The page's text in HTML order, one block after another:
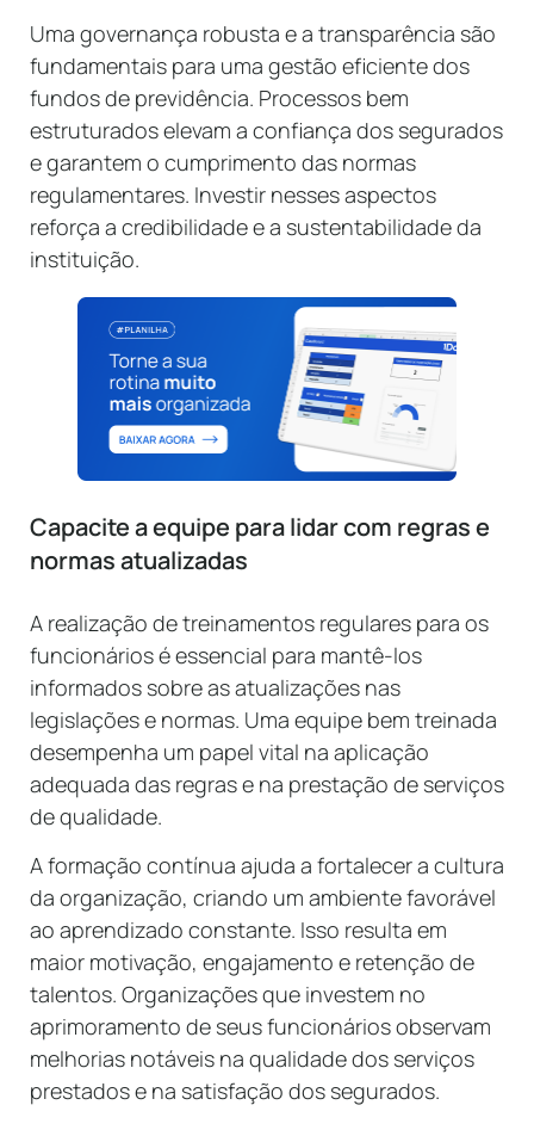
Uma governança robusta e a transparência são
fundamentais para uma gestão eficiente dos
fundos de previdência. Processos bem
estruturados elevam a confiança dos segurados
e garantem o cumprimento das normas
regulamentares. Investir nesses aspectos
reforça a credibilidade e a sustentabilidade da
instituição.
Capacite a equipe para lidar com regras e
normas atualizadas
A realização de treinamentos regulares para os
funcionários é essencial para mantê-los
informados sobre as atualizações nas
legislações e normas. Uma equipe bem treinada
desempenha um papel vital na aplicação
adequada das regras e na prestação de serviços
de qualidade.
A formação contínua ajuda a fortalecer a cultura
da organização, criando um ambiente favorável
ao aprendizado constante. Isso resulta em
maior motivação, engajamento e retenção de
talentos. Organizações que investem no
aprimoramento de seus funcionários observam
melhorias notáveis na qualidade dos serviços
prestados e na satisfação dos segurados.